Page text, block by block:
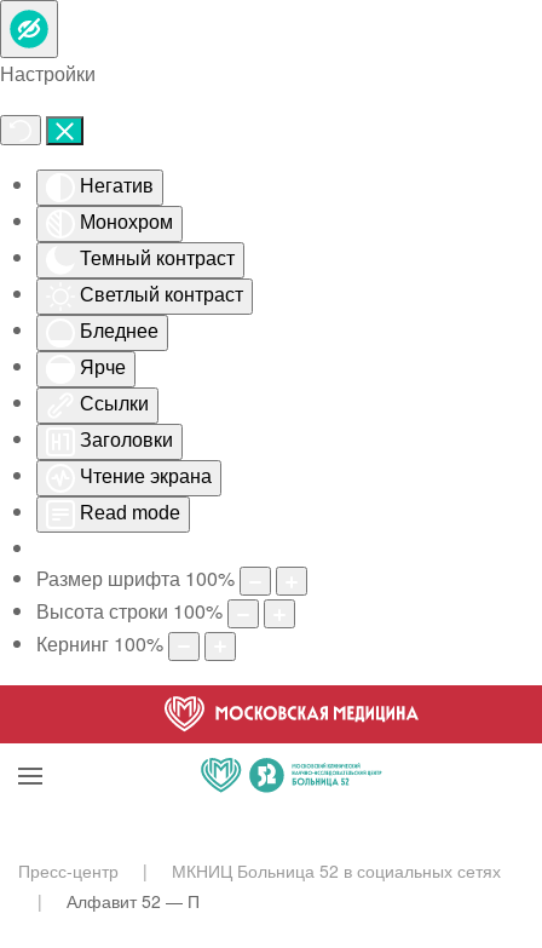
Настройки
Негатив
Монохром
Темный контраст
Светлый контраст
Бледнее
Ярче
Ссылки
Заголовки
Чтение экрана
Read mode
Размер шрифта 100%
Высота строки 100%
Кернинг 100%
Skip to main content
Пресс-центр
МКНИЦ Больница 52 в социальных сетях
Алфавит 52 — П